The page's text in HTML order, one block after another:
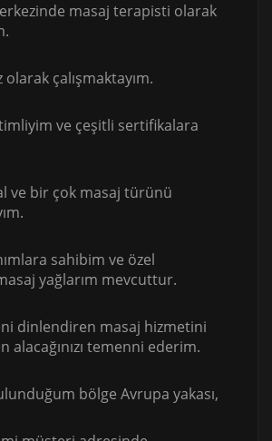
masaj terapisti olarak
olarak çalışmaktayım.
ve çeşitli sertifikalara
ve bir çok masaj türünü
sahibim ve özel
yağlarım mevcuttur.
dinlendiren masaj hizmetini
alacağınızı temenni ederim.
bölge Avrupa yakası,